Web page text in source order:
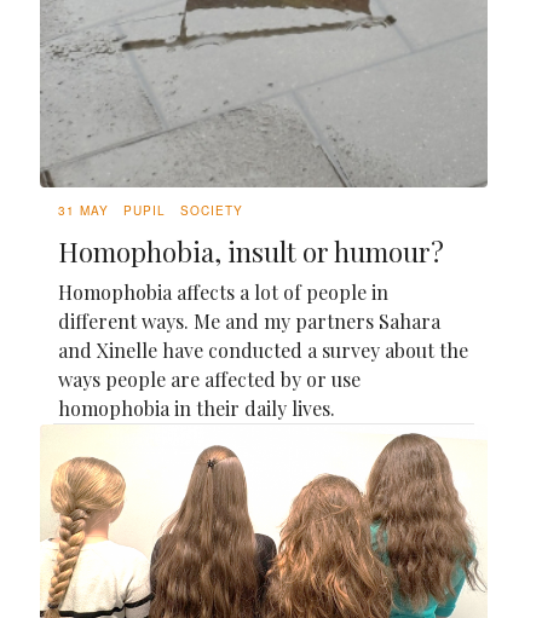
31 MAY PUPIL SOCIETY
Homophobia, insult or humour?
Homophobia affects a lot of people in
different ways. Me and my partners Sahara
and Xinelle have conducted a survey about the
ways people are affected by or use
homophobia in their daily lives.